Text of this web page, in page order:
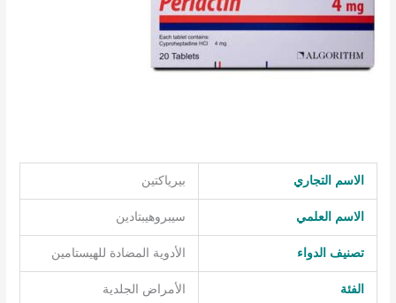
الاسم التجاري بيرياكتين
الاسم العلمي سيبروهيبتادين
تصنيف الدواء الأدوية المضادة للهيستامين
الفئة الأمراض الجلدية